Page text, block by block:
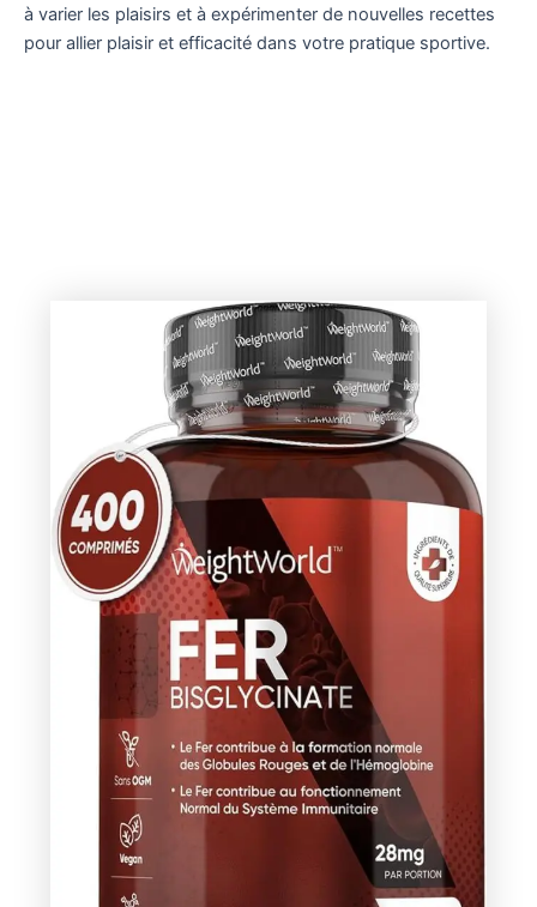
à varier les plaisirs et à expérimenter de nouvelles recettes
pour allier plaisir et efficacité dans votre pratique sportive.